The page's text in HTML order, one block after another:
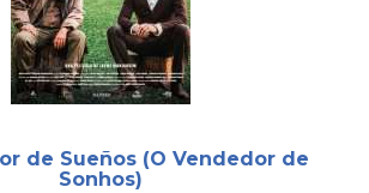
de Sueños (O Vendedor de
Sonhos)